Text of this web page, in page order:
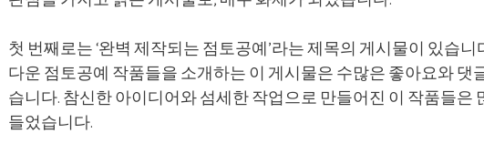
첫 번째로는 ‘완벽 제작되는 점토공예’라는 제목의 게시물이 있습니
다운 점토공예 작품들을 소개하는 이 게시물은 수많은 좋아요와 댓
습니다. 참신한 아이디어와 섬세한 작업으로 만들어진 이 작품들은
들었습니다.